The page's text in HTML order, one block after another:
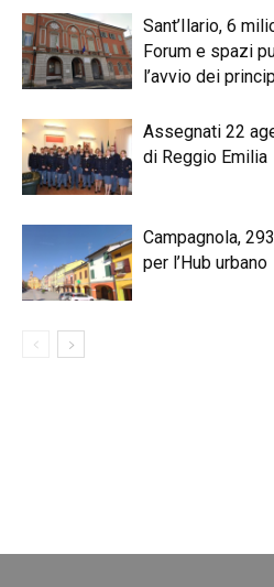
Sant’Ilario, 6
Forum e spazi
l’avvio dei
Assegnati 22
di Reggio Emilia
Campagnola,
per l’Hub urbano